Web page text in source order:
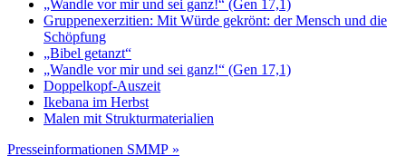
„Wandle vor mir und sei ganz!“ (Gen 17,1)
Gruppenexerzitien: Mit Würde gekrönt: der Mensch und die
Schöpfung
„Bibel getanzt“
„Wandle vor mir und sei ganz!“ (Gen 17,1)
Doppelkopf-Auszeit
Ikebana im Herbst
Malen mit Strukturmaterialien
Presseinformationen SMMP »